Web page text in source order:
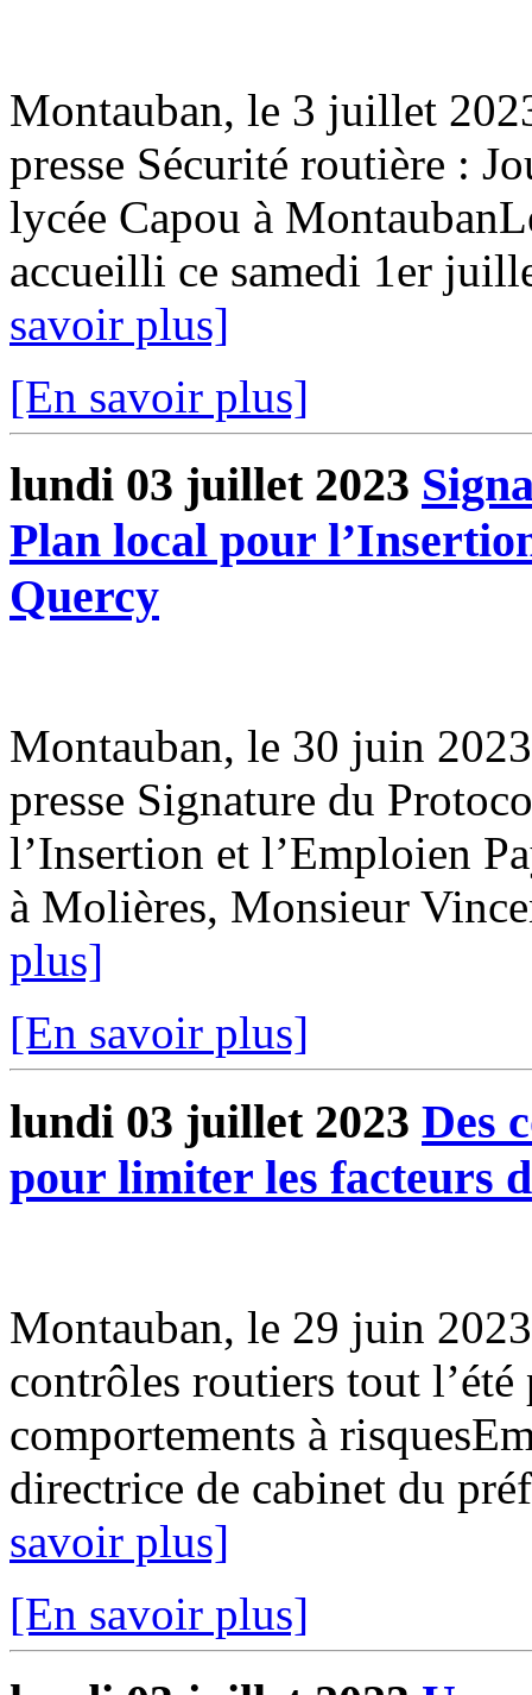
Montauban, le 3 juillet
presse Sécurité routière :
lycée Capou à
accueilli ce samedi 1er
savoir plus]
[En savoir plus]
lundi 03 juillet 2023
Plan local pour
Quercy
Montauban, le 30 juin
presse Signature du
l’Insertion et l’Emploien
à Molières, Monsieur
plus]
[En savoir plus]
lundi 03 juillet 2023 Des
pour limiter les facteurs
Montauban, le 29 juin
contrôles routiers tout
comportements à
directrice de cabinet du
savoir plus]
[En savoir plus]